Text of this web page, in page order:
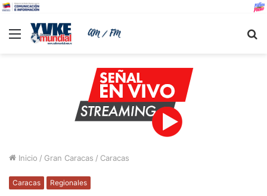
Menu
Inicio / Gran Caracas / Caracas
Caracas Regionales